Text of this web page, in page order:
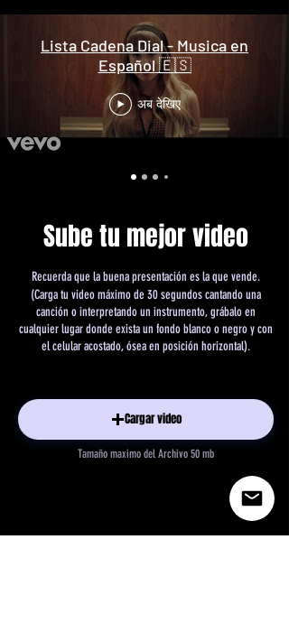
Lista Cadena Dial - Musica en
Español 🇪🇸
अब देखिए
Sube tu mejor video
Recuerda que la buena presentación es la que vende.
(Carga tu video máximo de 30 segundos cantando una
canción o interpretando un instrumento, grábalo en
cualquier lugar donde exista un fondo blanco o negro y con
el celular acostado, ósea en posición horizontal).
Cargar video
Tamaño maximo del Archivo 50 mb